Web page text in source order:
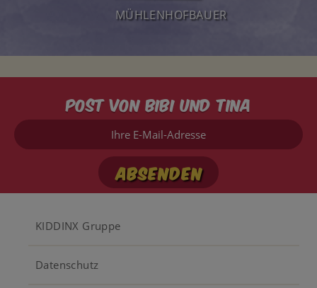
MÜHLENHOFBAUER
Post von Bibi und Tina
Ihre
Mail-
Footer
KIDDINX Gruppe
Datenschutz